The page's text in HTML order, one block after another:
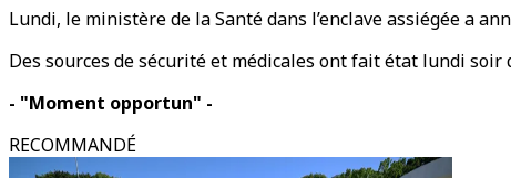
Lundi, le ministère de la Santé dans l’enclave assiégée a
Des sources de sécurité et médicales ont fait état lundi
- "Moment opportun" -
RECOMMANDÉ